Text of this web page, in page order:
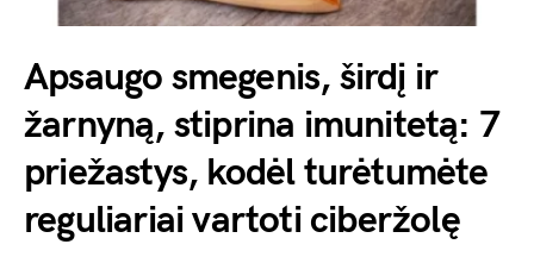
Apsaugo smegenis, širdį ir
žarnyną, stiprina imunitetą: 7
priežastys, kodėl turėtumėte
reguliariai vartoti ciberžolę